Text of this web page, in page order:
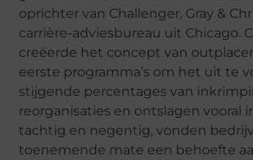
oprichter van Challenger, Gray &
carrière-adviesbureau uit Chicago.
creëerde het concept van
eerste programma’s om het uit te
stijgende percentages van
reorganisaties en ontslagen vooral
tachtig en negentig, vonden
toenemende mate een behoefte